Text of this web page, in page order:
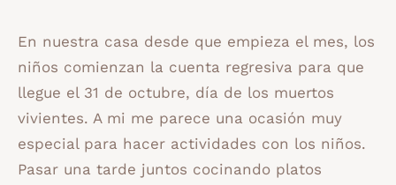
En nuestra casa desde que empieza el mes, los
niños comienzan la cuenta regresiva para que
llegue el 31 de octubre, día de los muertos
vivientes. A mi me parece una ocasión muy
especial para hacer actividades con los niños.
Pasar una tarde juntos cocinando platos